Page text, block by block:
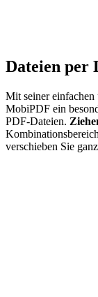
Dateien per
Mit seiner
MobiPDF ein
PDF-Dateien.
verschieben Sie